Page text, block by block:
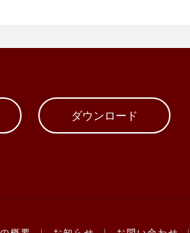
ダウンロード